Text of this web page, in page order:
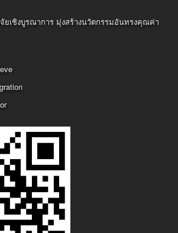
ยเชิงบูรณาการ มุ่งสร้างนวัตกรรมอันทรงคุณค่า